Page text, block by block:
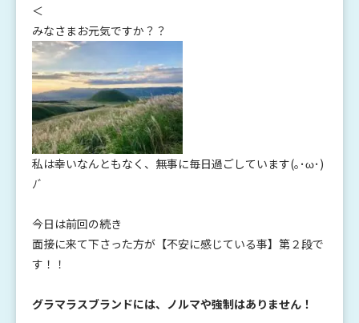
＜
みなさまお元気ですか？？
私は幸いなんともなく、無事に毎日過ごしています(｡･ω･)
ﾉﾞ
今日は前回の続き
面接に来て下さった方が【不安に感じている事】第２段で
す！！
グラマラスブランドには、ノルマや強制はありません！